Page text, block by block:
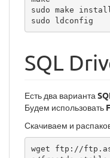
sudo make install
sudo ldconfig
SQL
Есть два варианта
Будем использовать
Скачиваем и
wget ftp://